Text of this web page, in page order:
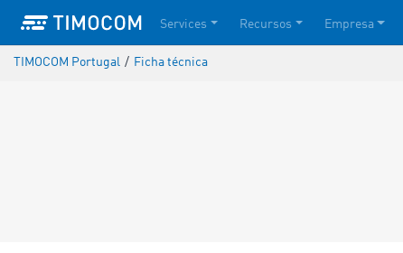
Services Recursos Empresa
TIMOCOM Portugal / Ficha técnica